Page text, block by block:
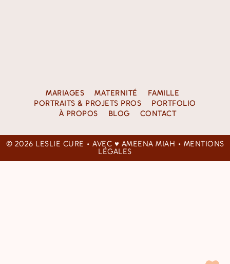
MARIAGES MATERNITÉ
FAMILLE
PORTRAITS & PROJETS PROS
PORTFOLIO
À PROPOS
BLOG CONTACT
© 2026 LESLIE CURE • AVEC ♥ AMEENA MIAH • MENTIONS
LÉGALES